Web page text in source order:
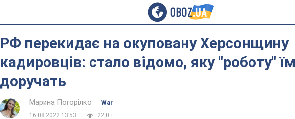
РФ перекидає на окуповану Херсонщину
кадировців: стало відомо, яку "роботу" їм
доручать
Марина Погорілко
War
16.08.2022 13:53
22,0 т.